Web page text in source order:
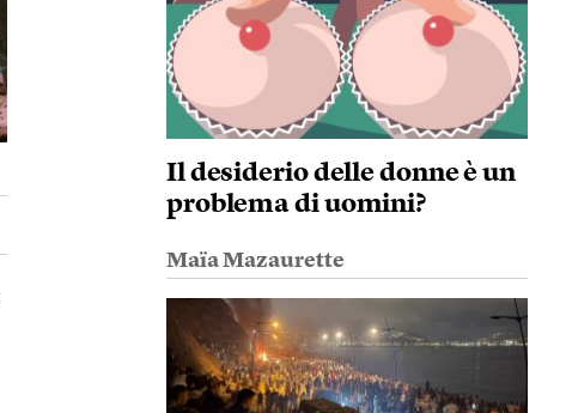
Il desiderio delle donne è un
problema di uomini?
Maïa Mazaurette